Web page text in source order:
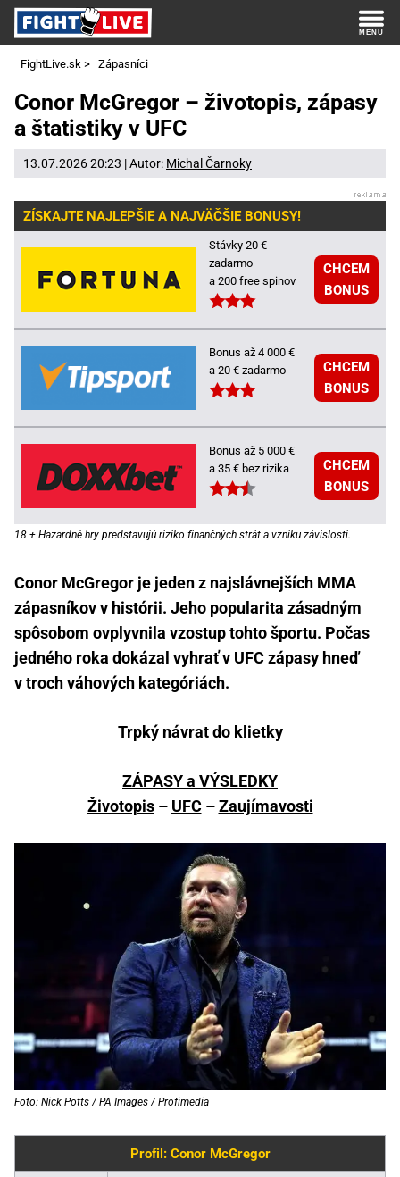
FightLive.sk > Zápasníci
Conor McGregor – životopis, zápasy
a štatistiky v UFC
13.07.2026 20:23 | Autor: Michal Čarnoky
ZÍSKAJTE NAJLEPŠIE A NAJVÄČŠIE BONUSY!
Stávky 20 €
zadarmo
a 200 free spinov
CHCEM
BONUS
Bonus až 4 000 €
a 20 € zadarmo
CHCEM
BONUS
Bonus až 5 000 €
a 35 € bez rizika
CHCEM
BONUS
18 + Hazardné hry predstavujú riziko finančných strát a vzniku závislosti.
Conor McGregor je jeden z najslávnejších MMA
zápasníkov v histórii. Jeho popularita zásadným
spôsobom ovplyvnila vzostup tohto športu. Počas
jedného roka dokázal vyhrať v UFC zápasy hneď
v troch váhových kategóriách.
Trpký návrat do klietky
ZÁPASY a VÝSLEDKY
Životopis– UFC–Zaujímavosti
Foto: Nick Potts / PA Images / Profimedia
Profil: Conor McGregor